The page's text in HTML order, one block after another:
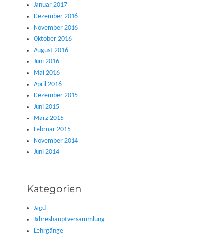
Januar 2017
Dezember 2016
November 2016
Oktober 2016
August 2016
Juni 2016
Mai 2016
April 2016
Dezember 2015
Juni 2015
März 2015
Februar 2015
November 2014
Juni 2014
Kategorien
Jagd
Jahreshauptversammlung
Lehrgänge